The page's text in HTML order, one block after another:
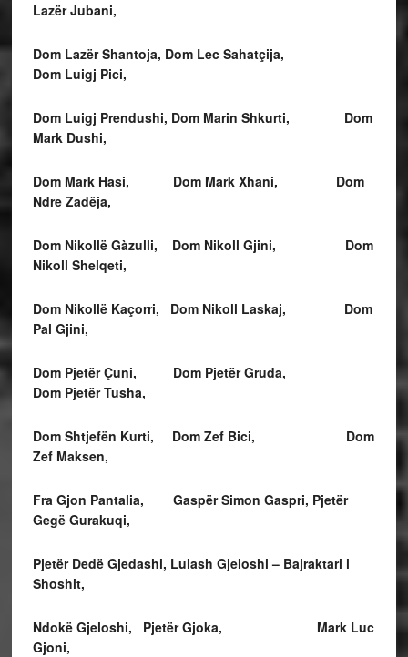
Lazër Jubani,
Dom Lazër Shantoja, Dom Lec Sahatçija,
Dom Luigj Pici,
Dom Luigj Prendushi, Dom Marin Shkurti, Dom
Mark Dushi,
Dom Mark Hasi, Dom Mark Xhani, Dom
Ndre Zadêja,
Dom Nikollë Gàzulli, Dom Nikoll Gjini, Dom
Nikoll Shelqeti,
Dom Nikollë Kaçorri, Dom Nikoll Laskaj, Dom
Pal Gjini,
Dom Pjetër Çuni, Dom Pjetër Gruda,
Dom Pjetër Tusha,
Dom Shtjefën Kurti, Dom Zef Bici, Dom
Zef Maksen,
Fra Gjon Pantalia, Gaspër Simon Gaspri, Pjetër
Gegë Gurakuqi,
Pjetër Dedë Gjedashi, Lulash Gjeloshi – Bajraktari i
Shoshit,
Ndokë Gjeloshi, Pjetër Gjoka, Mark Luc
Gjoni,